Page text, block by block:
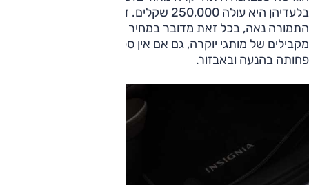
בלעדיהן היא עולה 250,000 שקלים. זה סכום לא נמוך גם אם
התמורה נאה, בכל זאת מדובר במחיר שקרוב לזה של דגמים
מקבילים של מותגי יוקרה, גם אם אין ספק שהם מציעים תמורה
פחותה בהנעה ובאבזור.